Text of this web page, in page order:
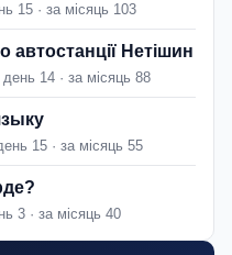
15 · за місяць 103
автостанції Нетішин
день 14 · за місяць 88
15 · за місяць 55
3 · за місяць 40